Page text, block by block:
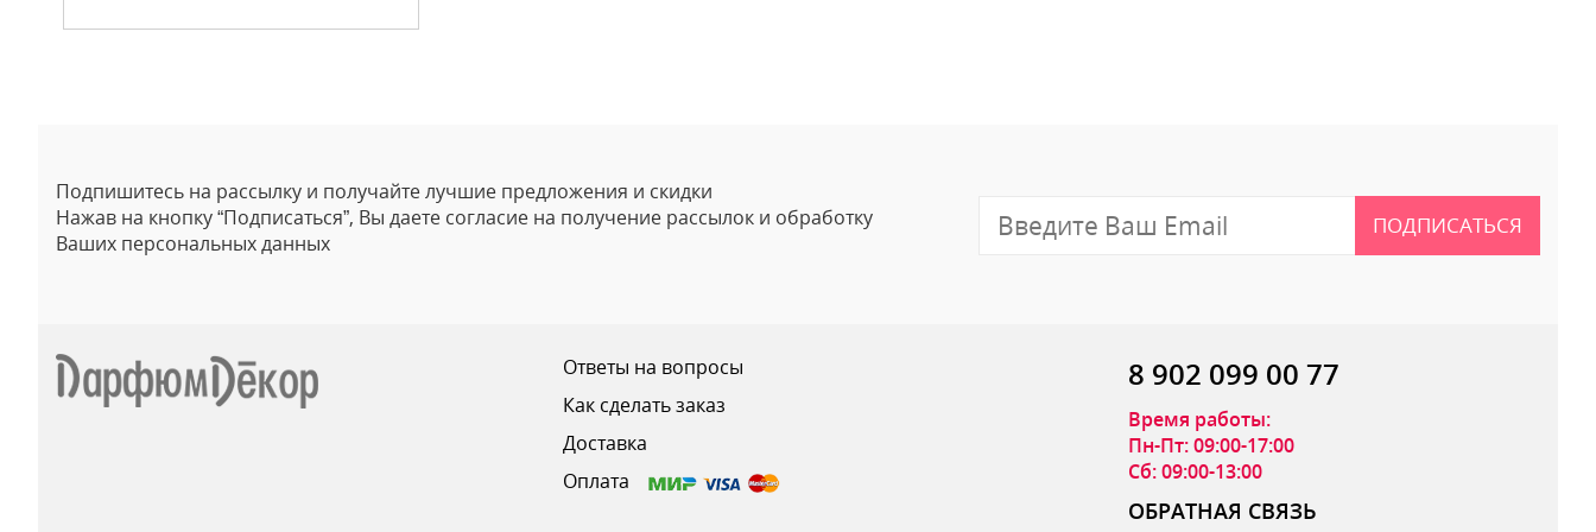
Подпишитесь на рассылку и получайте лучшие предложения и скидки
Нажав на кнопку “Подписаться”, Вы даете согласие на получение рассылок и обработку
Ваших персональных данных
ПОДПИСАТЬСЯ
Ответы на вопросы
Как сделать заказ
Доставка
Оплата
8 902 099 00 77
Время работы:
Пн-Пт: 09:00-17:00
Сб: 09:00-13:00
ОБРАТНАЯ СВЯЗЬ